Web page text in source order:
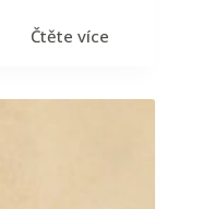
Čtěte více